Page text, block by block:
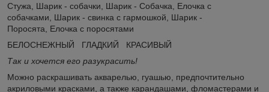
Стужа, Шарик - собачки, Шарик - Собачка, Елочка с
собачками, Шарик - свинка с гармошкой, Шарик -
Поросята, Елочка с поросятами
БЕЛОСНЕЖНЫЙ ГЛАДКИЙ КРАСИВЫЙ
Так и хочется его разукрасить!
Можно раскрашивать акварелью, гуашью, предпочтительно
акриловыми красками, а также карандашами, фломастерами и